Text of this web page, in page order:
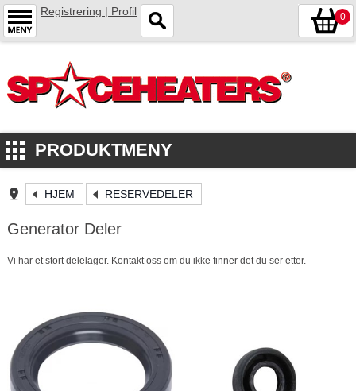
Registrering | Profil 0
PRODUKTMENY
HJEM RESERVEDELER
Generator Deler
Vi har et stort delelager. Kontakt oss om du ikke finner det du ser etter.